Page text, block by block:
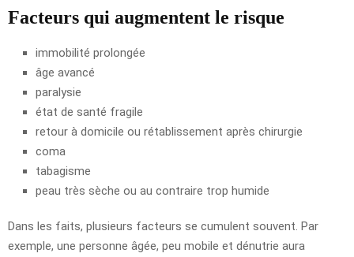
Facteurs qui augmentent le risque
immobilité prolongée
âge avancé
paralysie
état de santé fragile
retour à domicile ou rétablissement après chirurgie
coma
tabagisme
peau très sèche ou au contraire trop humide
Dans les faits, plusieurs facteurs se cumulent souvent. Par
exemple, une personne âgée, peu mobile et dénutrie aura